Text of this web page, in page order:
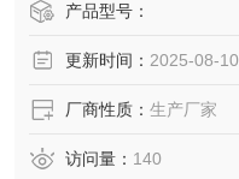
产品型号：
更新时间： 2025-08-10
厂商性质： 生产厂家
访问量： 140